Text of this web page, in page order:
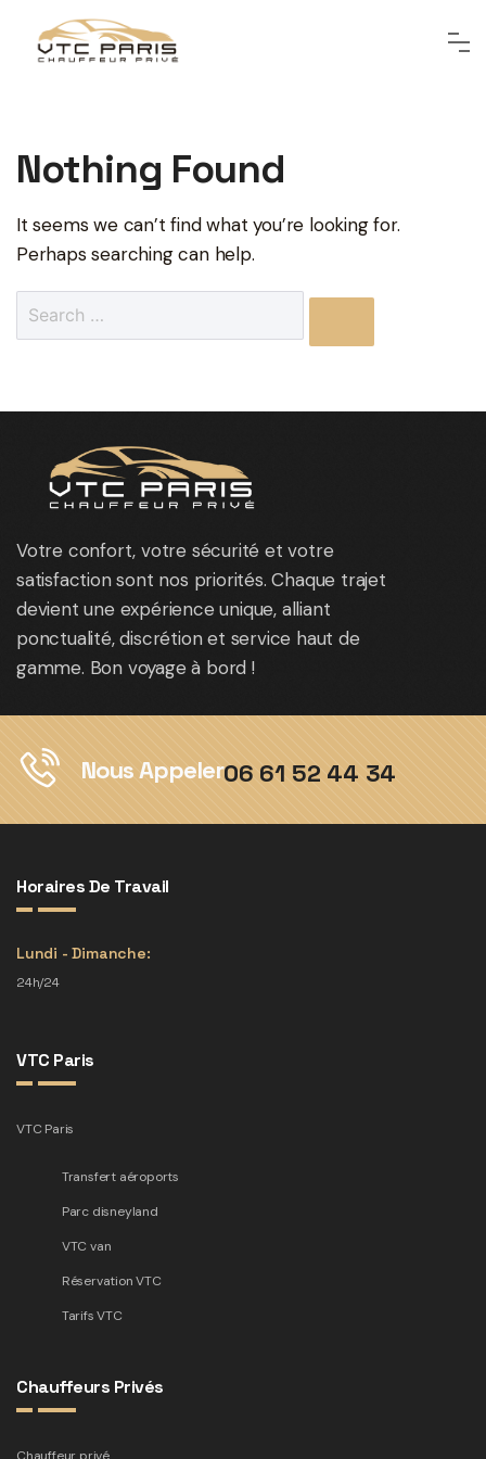
Nothing Found
It seems we can’t find what you’re looking for.
Perhaps searching can help.
Votre confort, votre sécurité et votre
satisfaction sont nos priorités. Chaque trajet
devient une expérience unique, alliant
ponctualité, discrétion et service haut de
gamme. Bon voyage à bord !
Nous Appeler06 61 52 44 34
Horaires De Travail
Lundi - Dimanche:
24h/24
VTC Paris
VTC Paris
Transfert aéroports
Parc disneyland
VTC van
Réservation VTC
Tarifs VTC
Chauffeurs Privés